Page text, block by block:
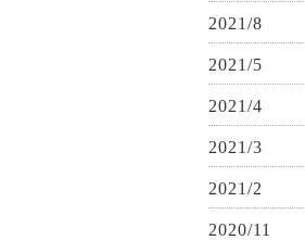
2021/8
2021/5
2021/4
2021/3
2021/2
2020/11